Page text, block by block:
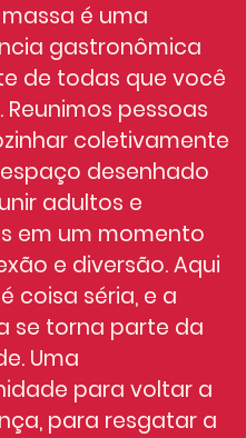
é uma
gastronômica
de todas que você
Reunimos pessoas
coletivamente
desenhado
adultos e
em um momento
e diversão. Aqui
coisa séria, e a
se torna parte da
Uma
para voltar a
para resgatar a